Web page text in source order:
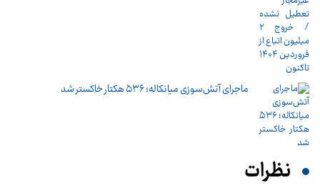
ماجرای آتش‌سوزی میانکاله؛ ۵۳۶ هکتار خاکستر شد
نظرات